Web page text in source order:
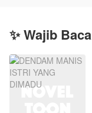
✨ Wajib Baca